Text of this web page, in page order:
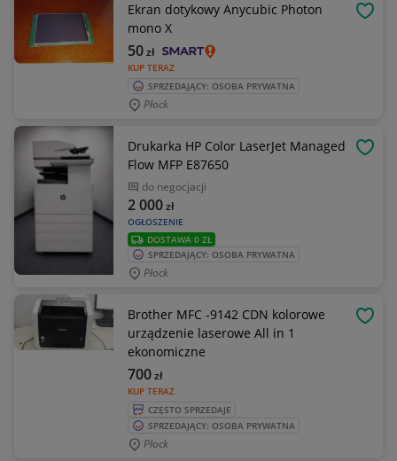
Ekran dotykowy Anycubic Photon
mono X
KUP TERAZ
50zł
SPRZEDAJĄCY: OSOBA PRYWATNA
Płock
Drukarka HP Color LaserJet Managed
Flow MFP E87650
do negocjacji
OGŁOSZENIE
2 000zł
DOSTAWA 0 ZŁ
SPRZEDAJĄCY: OSOBA PRYWATNA
Płock
Brother MFC -9142 CDN kolorowe
urządzenie laserowe All in 1
ekonomiczne
KUP TERAZ
700zł
CZĘSTO SPRZEDAJE
SPRZEDAJĄCY: OSOBA PRYWATNA
Płock